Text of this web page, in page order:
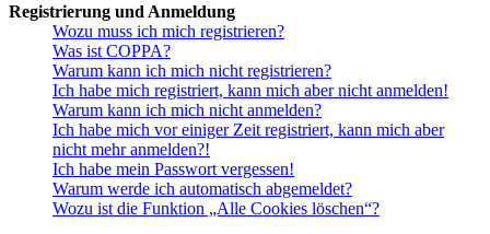
Registrierung und Anmeldung
Wozu muss ich mich registrieren?
Was ist COPPA?
Warum kann ich mich nicht registrieren?
Ich habe mich registriert, kann mich aber nicht anmelden!
Warum kann ich mich nicht anmelden?
Ich habe mich vor einiger Zeit registriert, kann mich aber
nicht mehr anmelden?!
Ich habe mein Passwort vergessen!
Warum werde ich automatisch abgemeldet?
Wozu ist die Funktion „Alle Cookies löschen“?